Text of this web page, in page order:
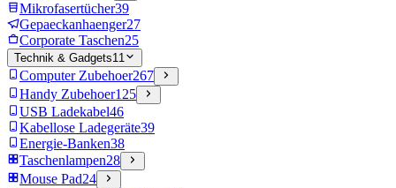
Mikrofasertücher39
Gepaeckanhaenger27
Corporate Taschen25
Technik & Gadgets11
Computer Zubehoer267
Handy Zubehoer125
USB Ladekabel46
Kabellose Ladegeräte39
Energie-Banken38
Taschenlampen28
Mouse Pad24